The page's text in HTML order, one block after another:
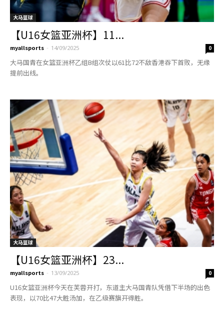
大马篮球
【U16女篮亚洲杯】11...
myallsports - 14/09/2025 0
大马国青在女篮亚洲杯乙组B组次仗以61比72不敌香港吞下首败，无缘
提前出线。
大马篮球
【U16女篮亚洲杯】23...
myallsports - 13/09/2025 0
U16女篮亚洲杯今天在芙蓉开打，东道主大马国青队凭借下半场的出色
表现，以70比47大胜汤加，在乙级赛旗开得胜。